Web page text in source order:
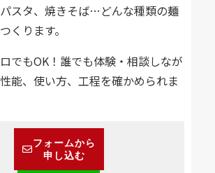
スタ、焼きそば…どんな種類の麺
くります。
でもOK！誰でも体験・相談しなが
能、使い方、工程を確かめられま
フォームから
申し込む